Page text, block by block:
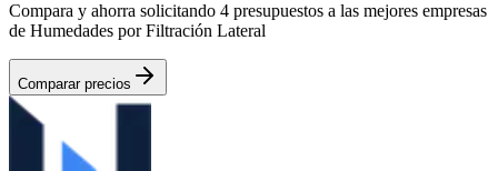
Compara y ahorra solicitando 4 presupuestos a las mejores empresas
de Humedades por Filtración Lateral
Comparar precios